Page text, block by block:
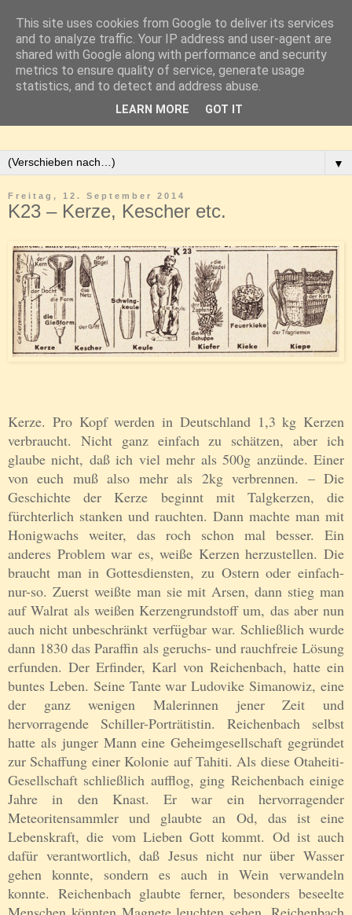
▼
Freitag, 12. September 2014
K23 – Kerze, Kescher etc.
Kerze. Pro Kopf werden in Deutschland 1,3 kg Kerzen
verbraucht. Nicht ganz einfach zu schätzen, aber ich
glaube nicht, daß ich viel mehr als 500g anzünde. Einer
von euch muß also mehr als 2kg verbrennen. – Die
Geschichte der Kerze beginnt mit Talgkerzen, die
fürchterlich stanken und rauchten. Dann machte man mit
Honigwachs weiter, das roch schon mal besser. Ein
anderes Problem war es, weiße Kerzen herzustellen. Die
braucht man in Gottesdiensten, zu Ostern oder einfach-
nur-so. Zuerst weißte man sie mit Arsen, dann stieg man
auf Walrat als weißen Kerzengrundstoff um, das aber nun
auch nicht unbeschränkt verfügbar war. Schließlich wurde
dann 1830 das Paraffin als geruchs- und rauchfreie Lösung
erfunden. Der Erfinder, Karl von Reichenbach, hatte ein
buntes Leben. Seine Tante war Ludovike Simanowiz, eine
der ganz wenigen Malerinnen jener Zeit und
hervorragende Schiller-Porträtistin. Reichenbach selbst
hatte als junger Mann eine Geheimgesellschaft gegründet
zur Schaffung einer Kolonie auf Tahiti. Als diese Otaheiti-
Gesellschaft schließlich aufflog, ging Reichenbach einige
Jahre in den Knast. Er war ein hervorragender
Meteoritensammler und glaubte an Od, das ist eine
Lebenskraft, die vom Lieben Gott kommt. Od ist auch
dafür verantwortlich, daß Jesus nicht nur über Wasser
gehen konnte, sondern es auch in Wein verwandeln
konnte. Reichenbach glaubte ferner, besonders beseelte
This site uses cookies from Google to deliver its services
and to analyze traffic. Your IP address and user-agent are
shared with Google along with performance and security
metrics to ensure quality of service, generate usage
statistics, and to detect and address abuse.
LEARN MORE GOT IT